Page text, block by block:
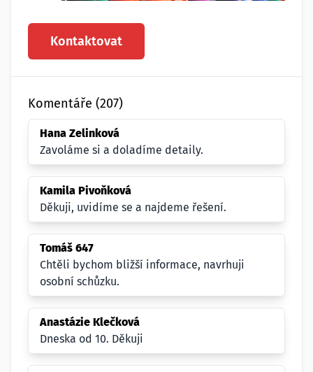
Kontaktovat
Komentáře (207)
Hana Zelinková
Zavoláme si a doladíme detaily.
Kamila Pivoňková
Děkuji, uvidíme se a najdeme řešení.
Tomáš 647
Chtěli bychom bližší informace, navrhuji
osobní schůzku.
Anastázie Klečková
Dneska od 10. Děkuji